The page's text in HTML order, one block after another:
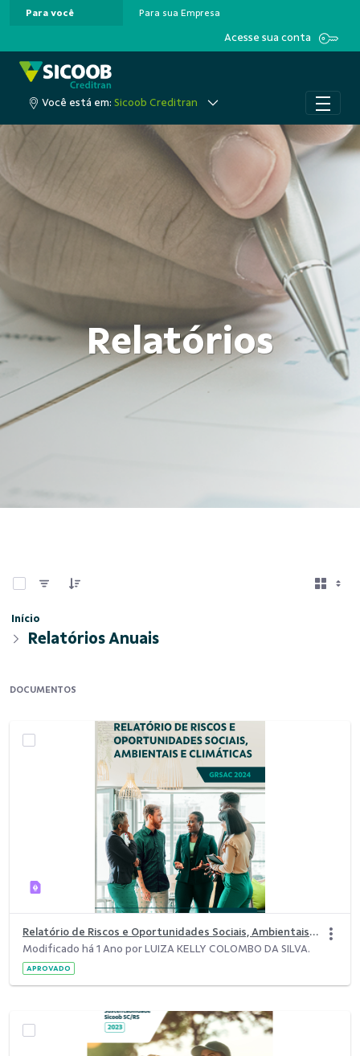
Pular para o Conteúdo principal
Para você Para sua Empresa
Acesse sua conta
Você está em: Sicoob Creditran
Relatórios
Início
Relatórios Anuais
DOCUMENTOS
Relatório de Riscos e Oportunidades Sociais, Ambientais e Climáticas (GRSAC) 2024.pdf
Modificado há 1 Ano por LUIZA KELLY COLOMBO DA SILVA.
APROVADO